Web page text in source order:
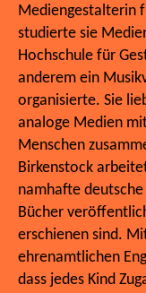
Mediengestalterin
studierte sie
Hochschule für
anderem ein
organisierte. Sie
analoge Medien
Menschen
Birkenstock
namhafte
Bücher
erschienen sind.
ehrenamtlichen
dass jedes Kind